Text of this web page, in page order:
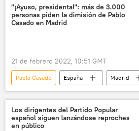
corrupción
política
Crisis en el Partido Popular español
"¡Ayuso, presidenta!": más de 3.000
personas piden la dimisión de Pablo
Casado en Madrid
21 de febrero 2022, 10:51 GMT
Pablo Casado España
Madrid
Partido Popular de España
política
manifestación
Crisis en el Partido Popular español
Los dirigentes del Partido Popular
español siguen lanzándose reproches
en público